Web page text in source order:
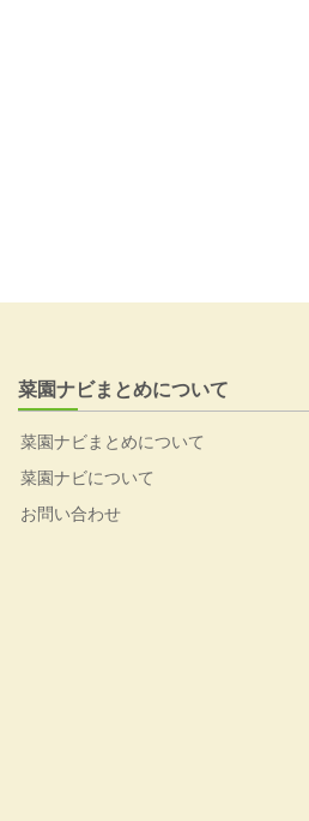
菜園ナビまとめについて
菜園ナビまとめについて
菜園ナビについて
お問い合わせ